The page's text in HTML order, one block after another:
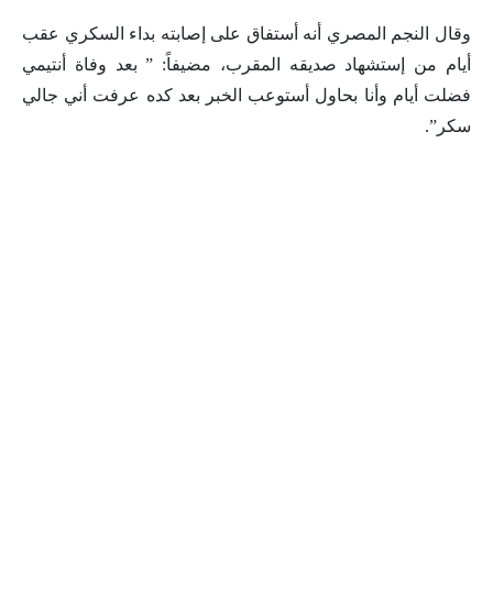
وقال النجم المصري أنه أستفاق على إصابته بداء السكري عقب
أيام من إستشهاد صديقه المقرب، مضيفاً: ” بعد وفاة أنتيمي
فضلت أيام وأنا بحاول أستوعب الخبر بعد كده عرفت أني جالي
سكر”.